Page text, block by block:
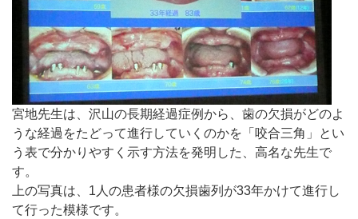
宮地先生は、沢山の長期経過症例から、歯の欠損がどのよ
うな経過をたどって進行していくのかを「咬合三角」とい
う表で分かりやすく示す方法を発明した、高名な先生で
す。
上の写真は、1人の患者様の欠損歯列が33年かけて進行し
て行った模様です。